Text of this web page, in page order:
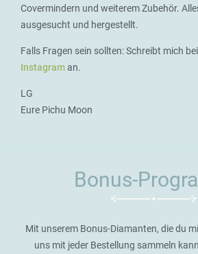
Covermindern und weiterem Zubehör.
ausgesucht und hergestellt.
Falls Fragen sein sollten: Schreibt mich bei
Instagraman.
LG
Eure Pichu Moon
Bonus-
Mit unserem Bonus-Diamanten, die du
uns mit jeder Bestellung sammeln